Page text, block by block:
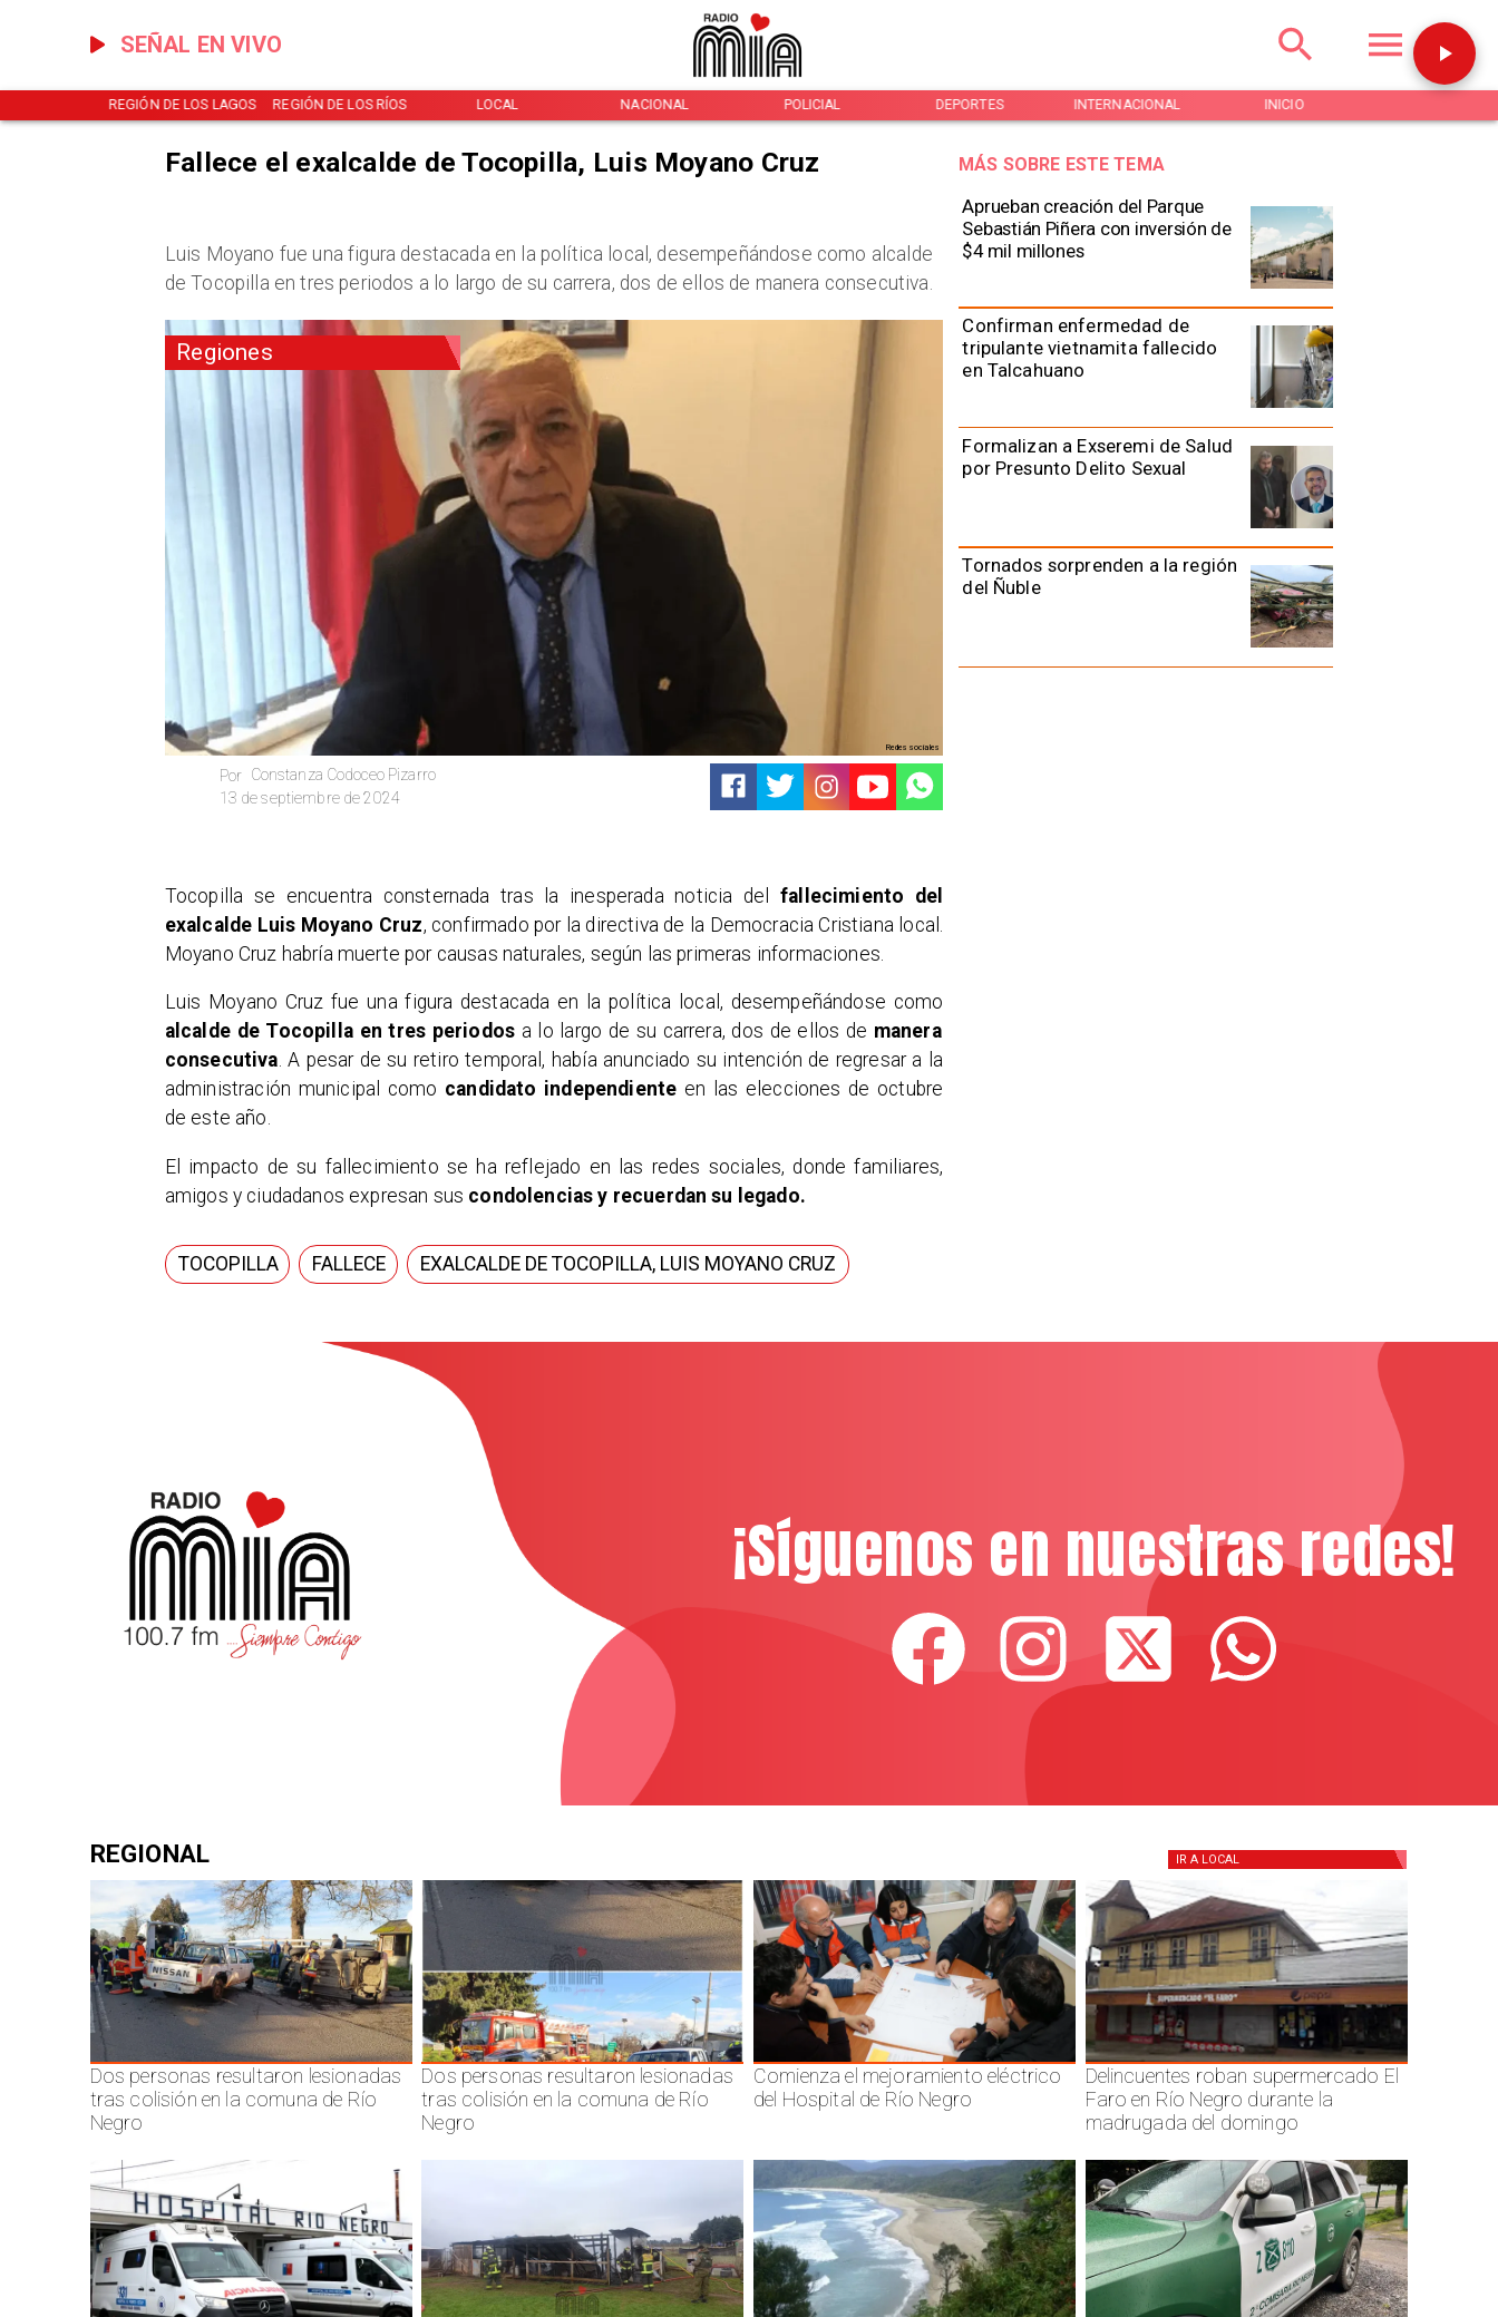
SEÑAL EN VIVO
REGIÓN DE LOS LAGOS REGIÓN DE LOS RÍOS LOCAL NACIONAL POLICIAL DEPORTES INTERNACIONAL INICIO
Regiones
Constanza Codoceo Pizarro
Por
13 de septiembre de 2024
Redes sociales
Aprueban creación del Parque
Sebastián Piñera con inversión de
$4 mil millones
Confirman enfermedad de
tripulante vietnamita fallecido
en Talcahuano
Formalizan a Exseremi de Salud
por Presunto Delito Sexual
Tornados sorprenden a la región
del Ñuble
MÁS SOBRE ESTE TEMA
Fallece el exalcalde de Tocopilla, Luis Moyano Cruz
​Luis Moyano fue una figura destacada en la política local, desempeñándose como alcalde
de Tocopilla en tres periodos a lo largo de su carrera, dos de ellos de manera consecutiva.
Tocopilla se encuentra consternada tras la inesperada noticia delfallecimiento del
exalcalde Luis Moyano Cruz, confirmado por la directiva de la Democracia Cristiana local.
Moyano Cruz habría muerte por causas naturales, según las primeras informaciones.
Luis Moyano Cruz fue una figura destacada en la política local, desempeñándose como
alcalde de Tocopilla en tres periodos a lo largo de su carrera, dos de ellos de manera
consecutiva. A pesar de su retiro temporal, había anunciado su intención de regresar a la
administración municipal como candidato independiente en las elecciones de octubre
de este año.
El impacto de su fallecimiento se ha reflejado en las redes sociales, donde familiares,
amigos y ciudadanos expresan sus condolencias y recuerdan su legado.
TOCOPILLA FALLECE EXALCALDE DE TOCOPILLA, LUIS MOYANO CRUZ
¡Síguenos en nuestras redes!
REGIONAL IR A LOCAL
Dos personas resultaron lesionadas
tras colisión en la comuna de Río
Negro
Dos personas resultaron lesionadas
tras colisión en la comuna de Río
Negro
Comienza el mejoramiento eléctrico
del Hospital de Río Negro
Delincuentes roban supermercado El
Faro en Río Negro durante la
madrugada del domingo